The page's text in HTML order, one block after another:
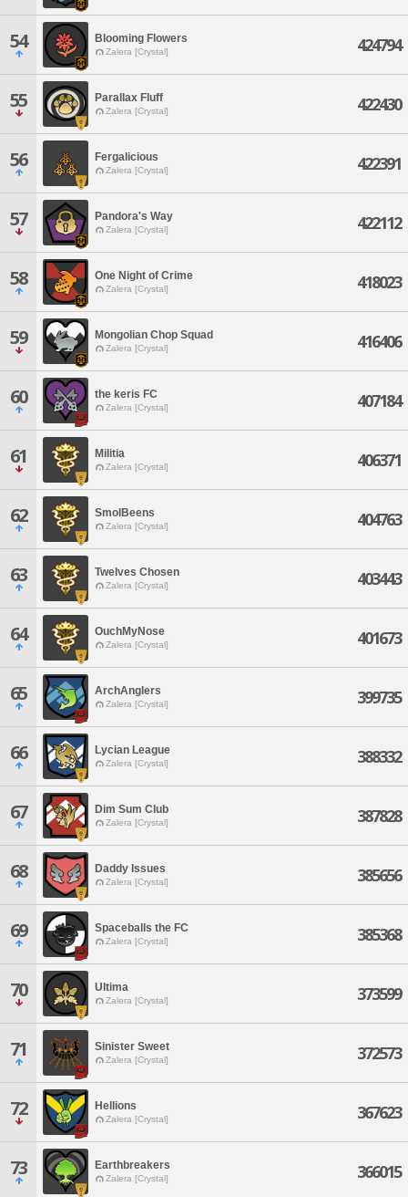
54 Blooming Flowers
Zalera [Crystal] 424794
55 Parallax Fluff
Zalera [Crystal] 422430
56 Fergalicious
Zalera [Crystal] 422391
57 Pandora's Way
Zalera [Crystal] 422112
58 One Night of Crime
Zalera [Crystal] 418023
59 Mongolian Chop Squad
Zalera [Crystal] 416406
60 the keris FC
Zalera [Crystal] 407184
61 Militia
Zalera [Crystal] 406371
62 SmolBeens
Zalera [Crystal] 404763
63 Twelves Chosen
Zalera [Crystal] 403443
64 OuchMyNose
Zalera [Crystal] 401673
65 ArchAnglers
Zalera [Crystal] 399735
66 Lycian League
Zalera [Crystal] 388332
67 Dim Sum Club
Zalera [Crystal] 387828
68 Daddy Issues
Zalera [Crystal] 385656
69 Spaceballs the FC
Zalera [Crystal] 385368
70 Ultima
Zalera [Crystal] 373599
71 Sinister Sweet
Zalera [Crystal] 372573
72 Hellions
Zalera [Crystal] 367623
73 Earthbreakers
Zalera [Crystal] 366015